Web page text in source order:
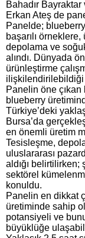
Bahadır
Erkan Ateş de
Panelde;
başarılı
depolama ve
alındı. Dünyada
ürünleştirme
ilişkilendirilebildiği
Panelin öne çıkan
blueberry
Türkiye’deki
Bursa’da
en önemli üretim
Tesisleşme,
uluslararası
aldığı belirtilirken;
sektörel
konuldu.
Panelin en dikkat
üretiminde sahip
potansiyeli ve
büyüklüğe